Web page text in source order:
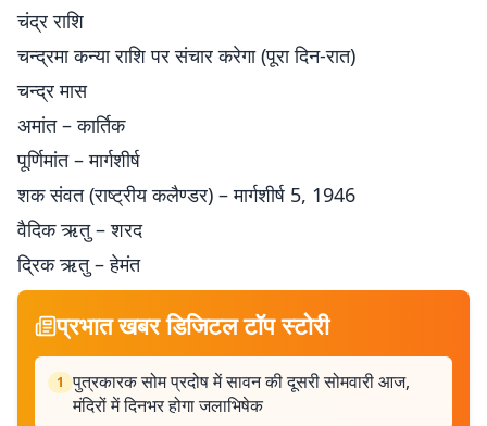
चंद्र राशि
चन्द्रमा कन्या राशि पर संचार करेगा (पूरा दिन-रात)
चन्द्र मास
अमांत – कार्तिक
पूर्णिमांत – मार्गशीर्ष
शक संवत (राष्ट्रीय कलैण्डर) – मार्गशीर्ष 5, 1946
वैदिक ऋतु – शरद
द्रिक ऋतु – हेमंत
प्रभात खबर डिजिटल टॉप स्टोरी
1 पुत्रकारक सोम प्रदोष में सावन की दूसरी सोमवारी आज,
मंदिरों में दिनभर होगा जलाभिषेक